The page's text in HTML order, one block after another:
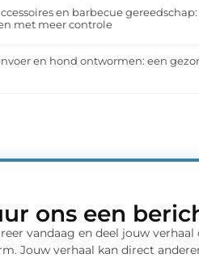
en barbecue
met meer controle
en hond ontwormen: een
ons een
vandaag en deel jouw verhaal
Jouw verhaal kan direct